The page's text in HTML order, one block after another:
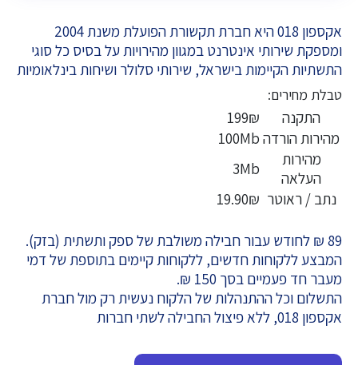
אקספון 018 היא חברת תקשורת הפועלת משנת 2004
ומספקת שירותי אינטרנט במגוון מהירויות על בסיס כל סוגי
התשתיות הקיימות בישראל, שירותי סלולר ושיחות בינלאומיות
טבלת מחירים:
התקנה
199₪
מהירות הורדה100Mb
מהירות
העלאה
3Mb
נתב / ראוטר 19.90₪
89 ₪ לחודש עבור חבילה משולבת של ספק ותשתית (בזק).
המבצע ללקוחות חדשים, ללקוחות קיימים בתוספת של דמי
מעבר חד פעמיים בסך 150 ₪.
התשלום וכל ההתנהלות של הלקוח נעשית רק מול חברת
אקספון 018, ללא פיצול החבילה לשתי חברות